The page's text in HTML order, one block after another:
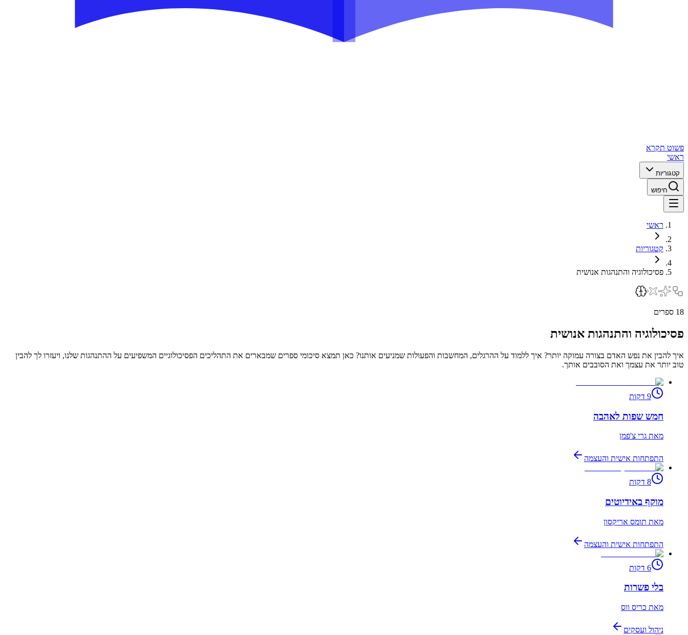
פשוט תקרא
ראשי
קטגוריות
חיפוש
ראשי
קטגוריות
פסיכולוגיה והתנהגות אנושית
18 ספרים
פסיכולוגיה והתנהגות אנושית
איך להבין את נפש האדם בצורה עמוקה יותר? איך ללמוד על ההרגלים, המחשבות והפעולות שמניעים אותנו? כאן תמצא סיכומי ספרים שמבארים את התהליכים הפסיכולוגיים המשפיעים על ההתנהגות שלנו, ויעזרו לך להבין
טוב יותר את עצמך ואת הסובבים אותך.
9 דקות
חמש שפות לאהבה
מאת גרי צ'פמן
התפתחות אישית והעצמה
8 דקות
מוקף באידיוטים
מאת תומס אריקסון
התפתחות אישית והעצמה
6 דקות
בלי פשרות
מאת כריס ווס
ניהול ועסקים